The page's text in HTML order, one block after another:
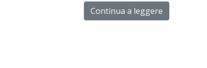
Continua a leggere